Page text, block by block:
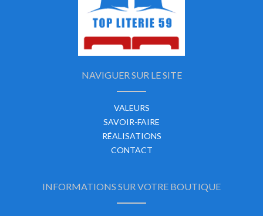
NAVIGUER SUR LE SITE
VALEURS
SAVOIR-FAIRE
RÉALISATIONS
CONTACT
INFORMATIONS SUR VOTRE BOUTIQUE